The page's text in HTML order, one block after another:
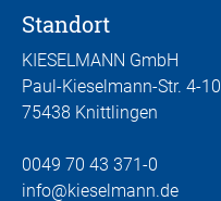
Standort
KIESELMANN GmbH
Paul-Kieselmann-Str. 4-10
75438 Knittlingen
0049 70 43 371-0
info@kieselmann.de